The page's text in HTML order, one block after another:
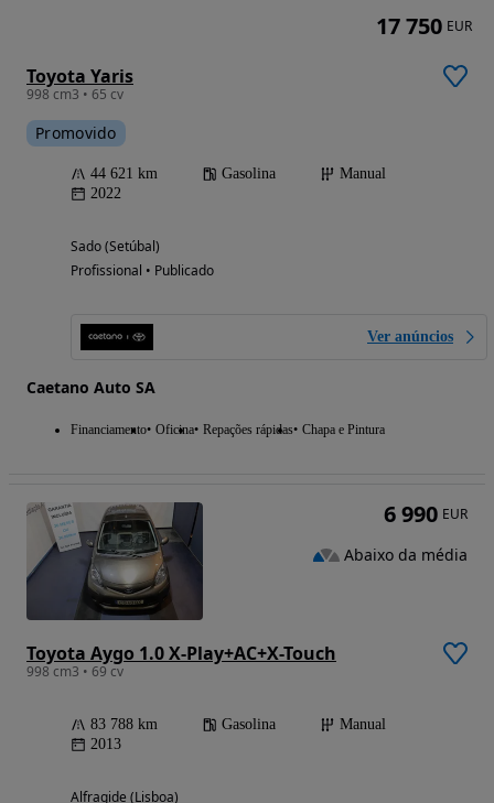
Toyota Yaris
998 cm3 • 65 cv
Promovido
44 621 km Gasolina
Manual
2022
Sado (Setúbal)
Profissional • Publicado
Ver anúncios
Caetano Auto SA
Financiamento Oficina Repações rápidas Chapa e Pintura
17 750 EUR
Toyota Aygo 1.0 X-Play+AC+X-Touch
998 cm3 • 69 cv
83 788 km Gasolina
Manual
2013
Alfragide (Lisboa)
6 990 EUR
Abaixo da média